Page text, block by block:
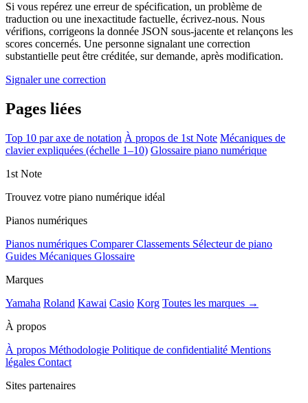
Si vous repérez une erreur de spécification, un problème de
traduction ou une inexactitude factuelle, écrivez-nous. Nous
vérifions, corrigeons la donnée JSON sous-jacente et relançons les
scores concernés. Une personne signalant une correction
substantielle peut être créditée, sur demande, après modification.
Signaler une correction
Pages liées
Top 10 par axe de notation À propos de 1st Note Mécaniques de
clavier expliquées (échelle 1–10) Glossaire piano numérique
1st Note
Trouvez votre piano numérique idéal
Pianos numériques
Pianos numériques ComparerClassements Sélecteur de piano
Guides Mécaniques Glossaire
Marques
Yamaha Roland Kawai Casio Korg Toutes les marques →
À propos
À propos Méthodologie Politique de confidentialité Mentions
légales Contact
Sites partenaires